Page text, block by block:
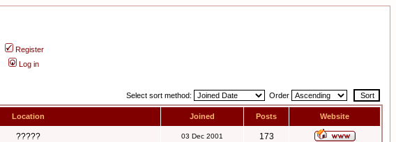
Register
Log in
Select sort method: Order
Location Joined Posts Website
????? 03 Dec 2001 173